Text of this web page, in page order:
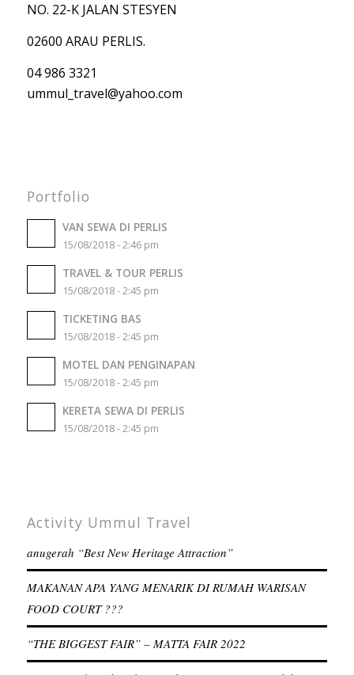
NO. 22-K JALAN STESYEN
02600 ARAU PERLIS.
04 986 3321
ummul_travel@yahoo.com
Portfolio
VAN SEWA DI PERLIS
15/08/2018 - 2:46 pm
TRAVEL & TOUR PERLIS
15/08/2018 - 2:45 pm
TICKETING BAS
15/08/2018 - 2:45 pm
MOTEL DAN PENGINAPAN
15/08/2018 - 2:45 pm
KERETA SEWA DI PERLIS
15/08/2018 - 2:45 pm
Activity Ummul Travel
anugerah “Best New Heritage Attraction”
MAKANAN APA YANG MENARIK DI RUMAH WARISAN
FOOD COURT ???
“THE BIGGEST FAIR” – MATTA FAIR 2022